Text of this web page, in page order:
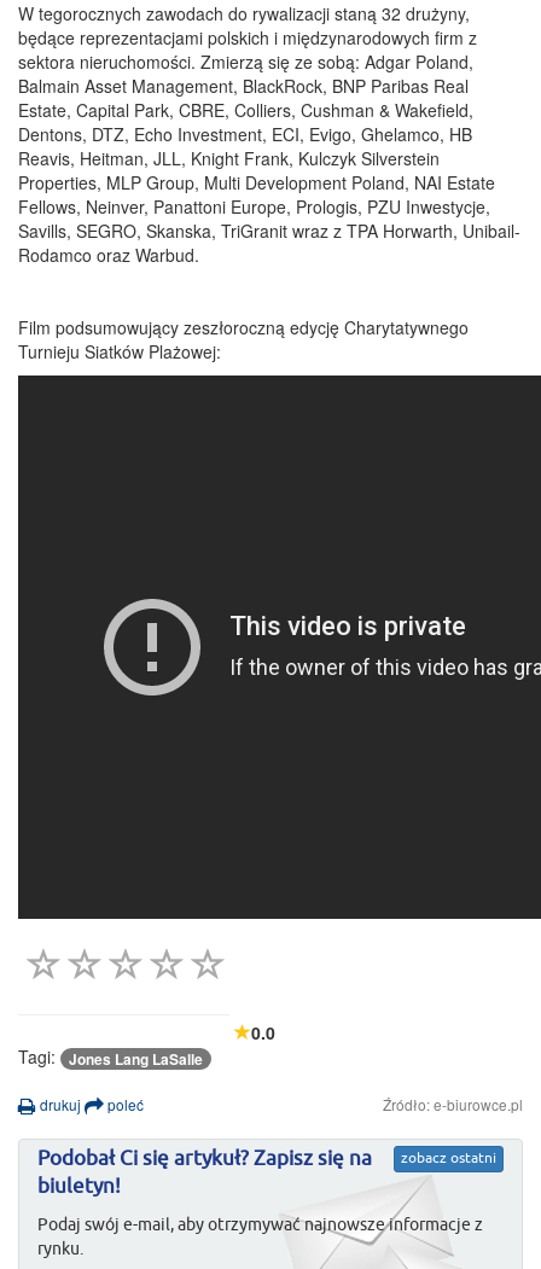
W tegorocznych zawodach do rywalizacji staną 32 drużyny,
będące reprezentacjami polskich i międzynarodowych firm z
sektora nieruchomości. Zmierzą się ze sobą: Adgar Poland,
Balmain Asset Management, BlackRock, BNP Paribas Real
Estate, Capital Park, CBRE, Colliers, Cushman & Wakefield,
Dentons, DTZ, Echo Investment, ECI, Evigo, Ghelamco, HB
Reavis, Heitman, JLL, Knight Frank, Kulczyk Silverstein
Properties, MLP Group, Multi Development Poland, NAI Estate
Fellows, Neinver, Panattoni Europe, Prologis, PZU Inwestycje,
Savills, SEGRO, Skanska, TriGranit wraz z TPA Horwarth, Unibail-
Rodamco oraz Warbud.
Film podsumowujący zeszłoroczną edycję Charytatywnego
Turnieju Siatków Plażowej:
0.0
Tagi:
Jones Lang LaSalle
drukuj poleć Źródło: e-biurowce.pl
zobacz ostatni
Podobał Ci się artykuł? Zapisz się na
biuletyn!
Podaj swój e-mail, aby otrzymywać najnowsze informacje z
rynku.